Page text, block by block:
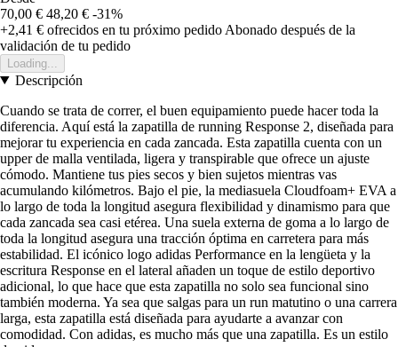
70,00 € 48,20 € -31%
+2,41 € ofrecidos en tu próximo pedido Abonado después de la
validación de tu pedido
Loading...
Descripción
Cuando se trata de correr, el buen equipamiento puede hacer toda la
diferencia. Aquí está la zapatilla de running Response 2, diseñada para
mejorar tu experiencia en cada zancada. Esta zapatilla cuenta con un
upper de malla ventilada, ligera y transpirable que ofrece un ajuste
cómodo. Mantiene tus pies secos y bien sujetos mientras vas
acumulando kilómetros. Bajo el pie, la mediasuela Cloudfoam+ EVA a
lo largo de toda la longitud asegura flexibilidad y dinamismo para que
cada zancada sea casi etérea. Una suela externa de goma a lo largo de
toda la longitud asegura una tracción óptima en carretera para más
estabilidad. El icónico logo adidas Performance en la lengüeta y la
escritura Response en el lateral añaden un toque de estilo deportivo
adicional, lo que hace que esta zapatilla no solo sea funcional sino
también moderna. Ya sea que salgas para un run matutino o una carrera
larga, esta zapatilla está diseñada para ayudarte a avanzar con
comodidad. Con adidas, es mucho más que una zapatilla. Es un estilo